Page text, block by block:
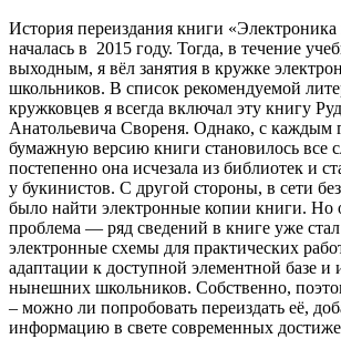
История переиздания книги
началась в 2015 году. Тогда, в течение
выходным, я вёл занятия в кружке
школьников. В список рекомендуемой
кружковцев я всегда включал эту книгу
Анатольевича Свореня. Однако, с каждым
бумажную версию книги становилось все
постепенно она исчезала из библиотек и
у букинистов. С другой стороны, в сети
было найти электронные копии книги. Но
проблема — ряд сведений в книге уже
электронные схемы для практических
адаптации к доступной элементной базе и
нынешних школьников. Собственно,
– можно ли попробовать переиздать её,
информацию в свете современных